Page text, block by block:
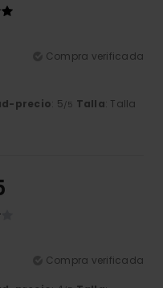
Compra verificada
precio: 5/5 Talla: Talla
Compra verificada